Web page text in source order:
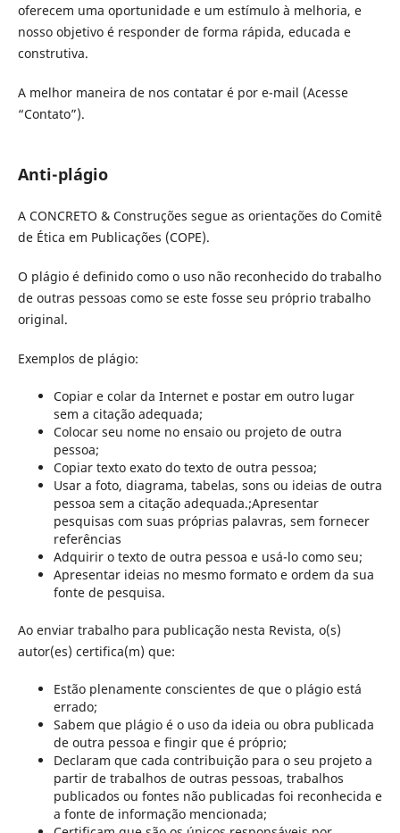
oferecem uma oportunidade e um estímulo à melhoria, e
nosso objetivo é responder de forma rápida, educada e
construtiva.
A melhor maneira de nos contatar é por e-mail (Acesse
“Contato”).
Anti-plágio
A CONCRETO & Construções segue as orientações do Comitê
de Ética em Publicações (COPE).
O plágio é definido como o uso não reconhecido do trabalho
de outras pessoas como se este fosse seu próprio trabalho
original.
Exemplos de plágio:
Copiar e colar da Internet e postar em outro lugar
sem a citação adequada;
Colocar seu nome no ensaio ou projeto de outra
pessoa;
Copiar texto exato do texto de outra pessoa;
Usar a foto, diagrama, tabelas, sons ou ideias de outra
pessoa sem a citação adequada.;Apresentar
pesquisas com suas próprias palavras, sem fornecer
referências
Adquirir o texto de outra pessoa e usá-lo como seu;
Apresentar ideias no mesmo formato e ordem da sua
fonte de pesquisa.
Ao enviar trabalho para publicação nesta Revista, o(s)
autor(es) certifica(m) que:
Estão plenamente conscientes de que o plágio está
errado;
Sabem que plágio é o uso da ideia ou obra publicada
de outra pessoa e fingir que é próprio;
Declaram que cada contribuição para o seu projeto a
partir de trabalhos de outras pessoas, trabalhos
publicados ou fontes não publicadas foi reconhecida e
a fonte de informação mencionada;